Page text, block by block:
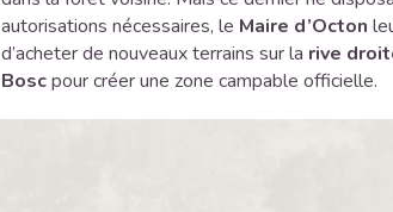
autorisations nécessaires, le Maire d’Octon
d’acheter de nouveaux terrains sur la rive
Boscpour créer une zone campable officielle.